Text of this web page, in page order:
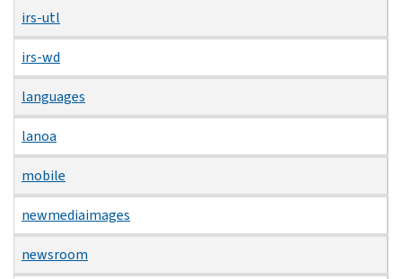
irs-utl
irs-wd
languages
lanoa
mobile
newmediaimages
newsroom